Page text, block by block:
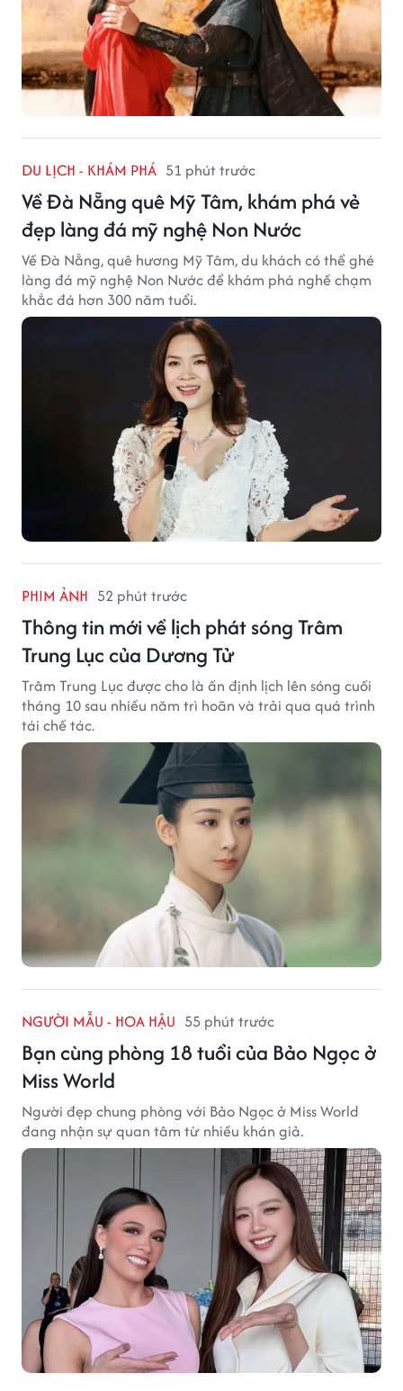
DU LỊCH - KHÁM PHÁ 51 phút trước
Về Đà Nẵng quê Mỹ Tâm, khám phá vẻ
đẹp làng đá mỹ nghệ Non Nước
Về Đà Nẵng, quê hương Mỹ Tâm, du khách có thể ghé
làng đá mỹ nghệ Non Nước để khám phá nghề chạm
khắc đá hơn 300 năm tuổi.
PHIM ẢNH 52 phút trước
Thông tin mới về lịch phát sóng Trâm
Trung Lục của Dương Tử
Trâm Trung Lục được cho là ấn định lịch lên sóng cuối
tháng 10 sau nhiều năm trì hoãn và trải qua quá trình
tái chế tác.
NGƯỜI MẪU - HOA HẬU 55 phút trước
Bạn cùng phòng 18 tuổi của Bảo Ngọc ở
Miss World
Người đẹp chung phòng với Bảo Ngọc ở Miss World
đang nhận sự quan tâm từ nhiều khán giả.